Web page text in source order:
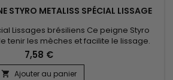
STYRO METALISS SPÉCIAL LISSAGE
Lissages brésiliens Ce peigne Styro
tenir les mèches et facilite le lissage.
de ne pas s'emmêler durant le lissage :
répartie et lissée de la racine
avant le passage du lisseur.
7,58 €
 Ajouter au panier